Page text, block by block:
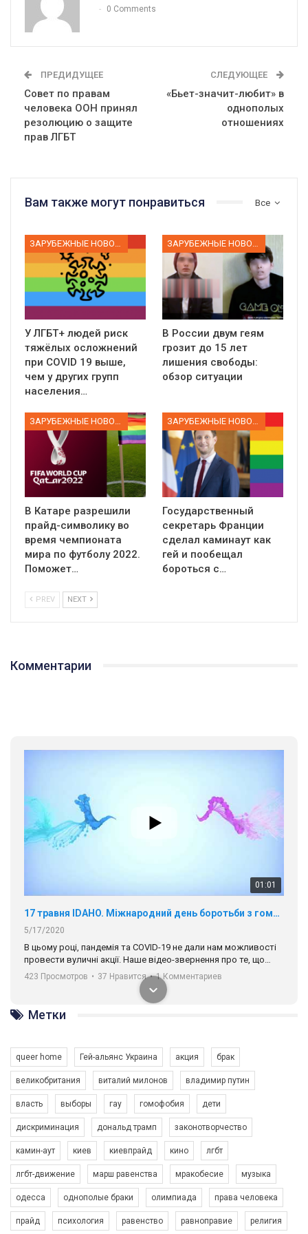
0 Comments
ПРЕДИДУЩЕЕ
Совет по правам
человека ООН принял
резолюцию о защите
прав ЛГБТ
СЛЕДУЮЩЕЕ
«Бьет-значит-любит» в
однополых
отношениях
Все
Вам также могут понравиться
У ЛГБТ+ людей риск
тяжёлых осложнений
при COVID 19 выше,
чем у других групп
населения…
В России двум геям
грозит до 15 лет
лишения свободы:
обзор ситуации
В Катаре разрешили
прайд-символику во
время чемпионата
мира по футболу 2022.
Поможет…
Государственный
секретарь Франции
сделал каминаут как
гей и пообещал
бороться с…
PREV NEXT
Комментарии
01:01
17 травня IDAHO. Міжнародний день боротьби з гомофобією трансфобією і біфобія.
5/17/2020
В цьому році, пандемія та COVІD-19 не дали нам можливості
провести вуличні акції. Наше відео-звернення про те, що
навіть коли ми у різних містах та не можемо зустрінеться, ми
разом. Ми закликаємо всіх хто поділяє цінності рівності та
солідарності, приєднатися до нас. Регіональні підрозділи
ГАУ є в 16 областях України.
Разом наш голос лунає гучніше!
423 Просмотров • 37 Нравится • 1 Комментариев
Зупинимо насильство проти ЛГБТ в Україні! Stop violence against LGBT in Ukraine!
6/30/2017
Емоційний та вражаючий промо-ролік на конкурс PACT, який
представляє програму "Гей-альянс Україна" з протидії
Метки
queer home Гей-альянс Украина акция брак
великобритания виталий милонов владимир путин
власть выборы гау гомофобия дети
дискриминация дональд трамп законотворчество
камин-аут киев киевпрайд кино лгбт
лгбт-движение марш равенства мракобесие музыка
одесса однополые браки олимпиада права человека
прайд психология равенство равноправие религия